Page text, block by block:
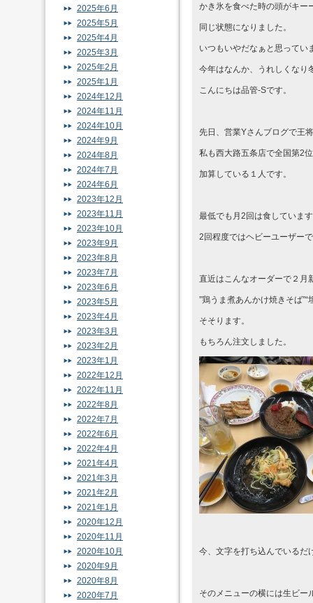
かき氷を食べた時の頭がキー
同じ状態になりました。
いつもいやだなぁと思ってい
今年はなんか、うれしくなり
こんにちは品管-Sです。
先日、営業Yさんブログで王
私も西大路五条店で全国第2
加算している１人です。
最低でも月2回は食していま
2回程度ではヘビーユーザー
直近はこんなオーダーで２月
”鶏うま煮あんかけ焼きそば”“
そそります。
もちろん注文しました。
今、文字を打ち込んでいる
そのメニューの横には生ビー
2025年6月
2025年5月
2025年4月
2025年3月
2025年2月
2025年1月
2024年12月
2024年11月
2024年10月
2024年9月
2024年8月
2024年7月
2024年6月
2023年12月
2023年11月
2023年10月
2023年9月
2023年8月
2023年7月
2023年6月
2023年5月
2023年4月
2023年3月
2023年2月
2023年1月
2022年12月
2022年11月
2022年8月
2022年7月
2022年6月
2022年4月
2021年4月
2021年3月
2021年2月
2021年1月
2020年12月
2020年11月
2020年10月
2020年9月
2020年8月
2020年7月